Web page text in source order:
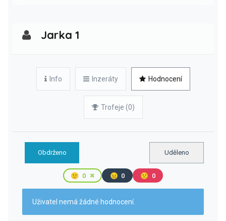
Jarka 1
Info Inzeráty Hodnocení
Trofeje (0)
Obdrženo Uděleno
🙂 0 😐 0 🙁 0
Uživatel nemá žádné hodnocení.